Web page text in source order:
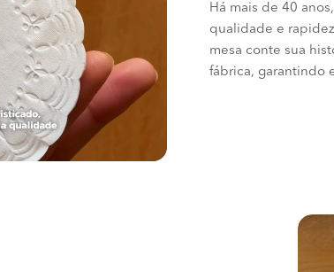
Há mais de 40
qualidade e
mesa conte sua
fábrica, garantindo